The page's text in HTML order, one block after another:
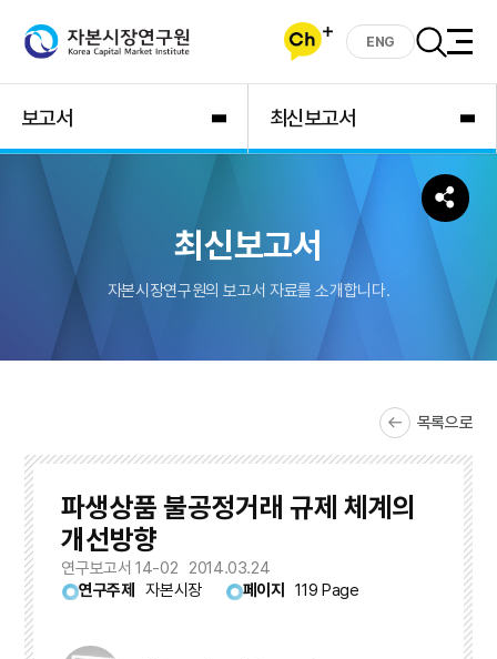
ENG
보고서 최신보고서
최신보고서
자본시장연구원의 보고서 자료를 소개합니다.
목록으로
파생상품 불공정거래 규제 체계의
개선방향
연구보고서 14-02 2014.03.24
연구주제
자본시장 페이지 119 Page